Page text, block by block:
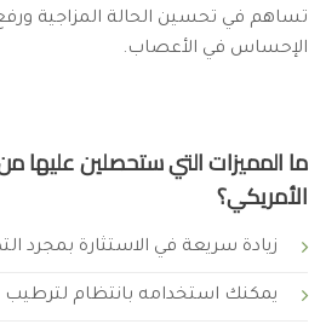
تساهم في تحسين الحالة المزاجية
الإحساس في الأعصاب.
ما المميزات التي ستحصلين
الأمريكي؟
زيادة سريعة في الاستثارة بمجرد
يمكنك استخدامه بانتظام لترطيب